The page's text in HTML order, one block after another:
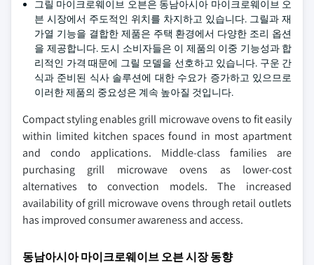
그릴 마이크로웨이브 오븐은 동남아시아 마이크로웨이브 오
븐 시장에서 주도적인 위치를 차지하고 있습니다. 그릴과 재
가열 기능을 결합한 제품은 주택 환경에서 다양한 조리 옵션
을 제공합니다. 도시 소비자들은 이 제품의 이중 기능성과 합
리적인 가격 때문에 그릴 모델을 선호하고 있습니다. 구운 간
식과 준비된 식사 솔루션에 대한 수요가 증가하고 있으므로
이러한 제품의 중요성은 계속 높아질 것입니다.
Compact styling enables grill microwave ovens to fit easily
within limited kitchen spaces found in most apartment
and condo applications. Middle-class families are
purchasing grill microwave ovens as lower-cost
alternatives to convection models. The increased
availability of grill microwave ovens through retail outlets
has improved consumer awareness and access.
동남아시아 마이크로웨이브 오븐 시장 동향